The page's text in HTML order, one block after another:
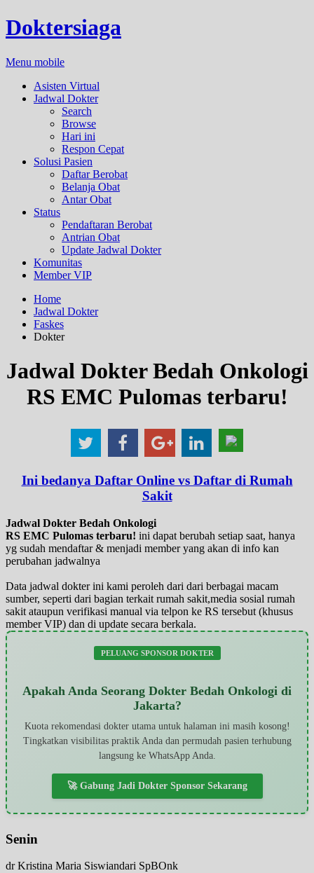
Doktersiaga
Menu mobile
Asisten Virtual
Jadwal Dokter
Search
Browse
Hari ini
Respon Cepat
Solusi Pasien
Daftar Berobat
Belanja Obat
Antar Obat
Status
Pendaftaran Berobat
Antrian Obat
Update Jadwal Dokter
Komunitas
Member VIP
Home
Jadwal Dokter
Faskes
Dokter
Jadwal Dokter Bedah Onkologi
RS EMC Pulomas terbaru!
Ini bedanya Daftar Online vs Daftar di Rumah
Sakit
Jadwal Dokter Bedah Onkologi
RS EMC Pulomas terbaru! ini dapat berubah setiap saat, hanya
yg sudah mendaftar & menjadi member yang akan di info kan
perubahan jadwalnya
Data jadwal dokter ini kami peroleh dari dari berbagai macam
sumber, seperti dari bagian terkait rumah sakit,media sosial rumah
sakit ataupun verifikasi manual via telpon ke RS tersebut (khusus
member VIP) dan di update secara berkala.
PELUANG SPONSOR DOKTER
Apakah Anda Seorang Dokter Bedah Onkologi di
Jakarta?
Kuota rekomendasi dokter utama untuk halaman ini masih kosong!
Tingkatkan visibilitas praktik Anda dan permudah pasien terhubung
langsung ke WhatsApp Anda.
🚀 Gabung Jadi Dokter Sponsor Sekarang
Senin
dr Kristina Maria Siswiandari SpBOnk